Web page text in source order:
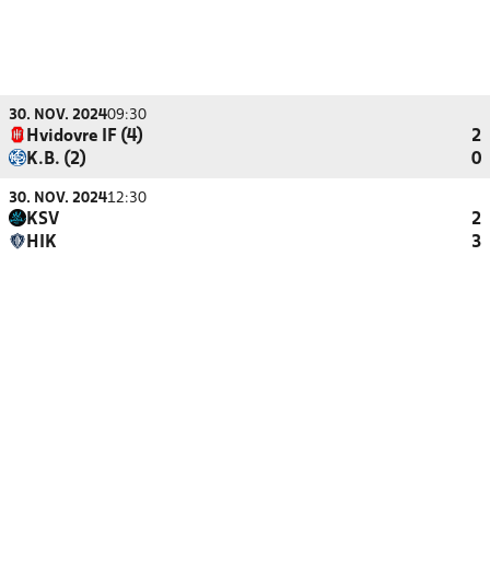
30. NOV. 202409:30
Hvidovre IF (4)
2
K.B. (2)
0
30. NOV. 202412:30
KSV
2
HIK
3